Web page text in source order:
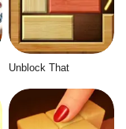
Unblock That